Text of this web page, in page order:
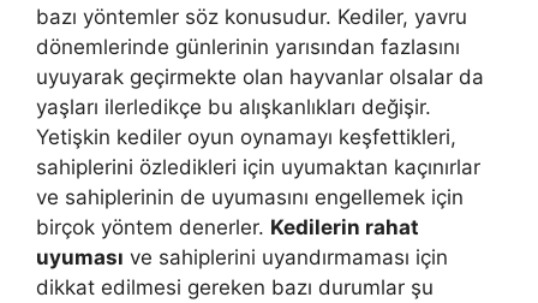
bazı yöntemler söz konusudur. Kediler, yavru
dönemlerinde günlerinin yarısından fazlasını
uyuyarak geçirmekte olan hayvanlar olsalar da
yaşları ilerledikçe bu alışkanlıkları değişir.
Yetişkin kediler oyun oynamayı keşfettikleri,
sahiplerini özledikleri için uyumaktan kaçınırlar
ve sahiplerinin de uyumasını engellemek için
birçok yöntem denerler. Kedilerin rahat
uyuması ve sahiplerini uyandırmaması için
dikkat edilmesi gereken bazı durumlar şu